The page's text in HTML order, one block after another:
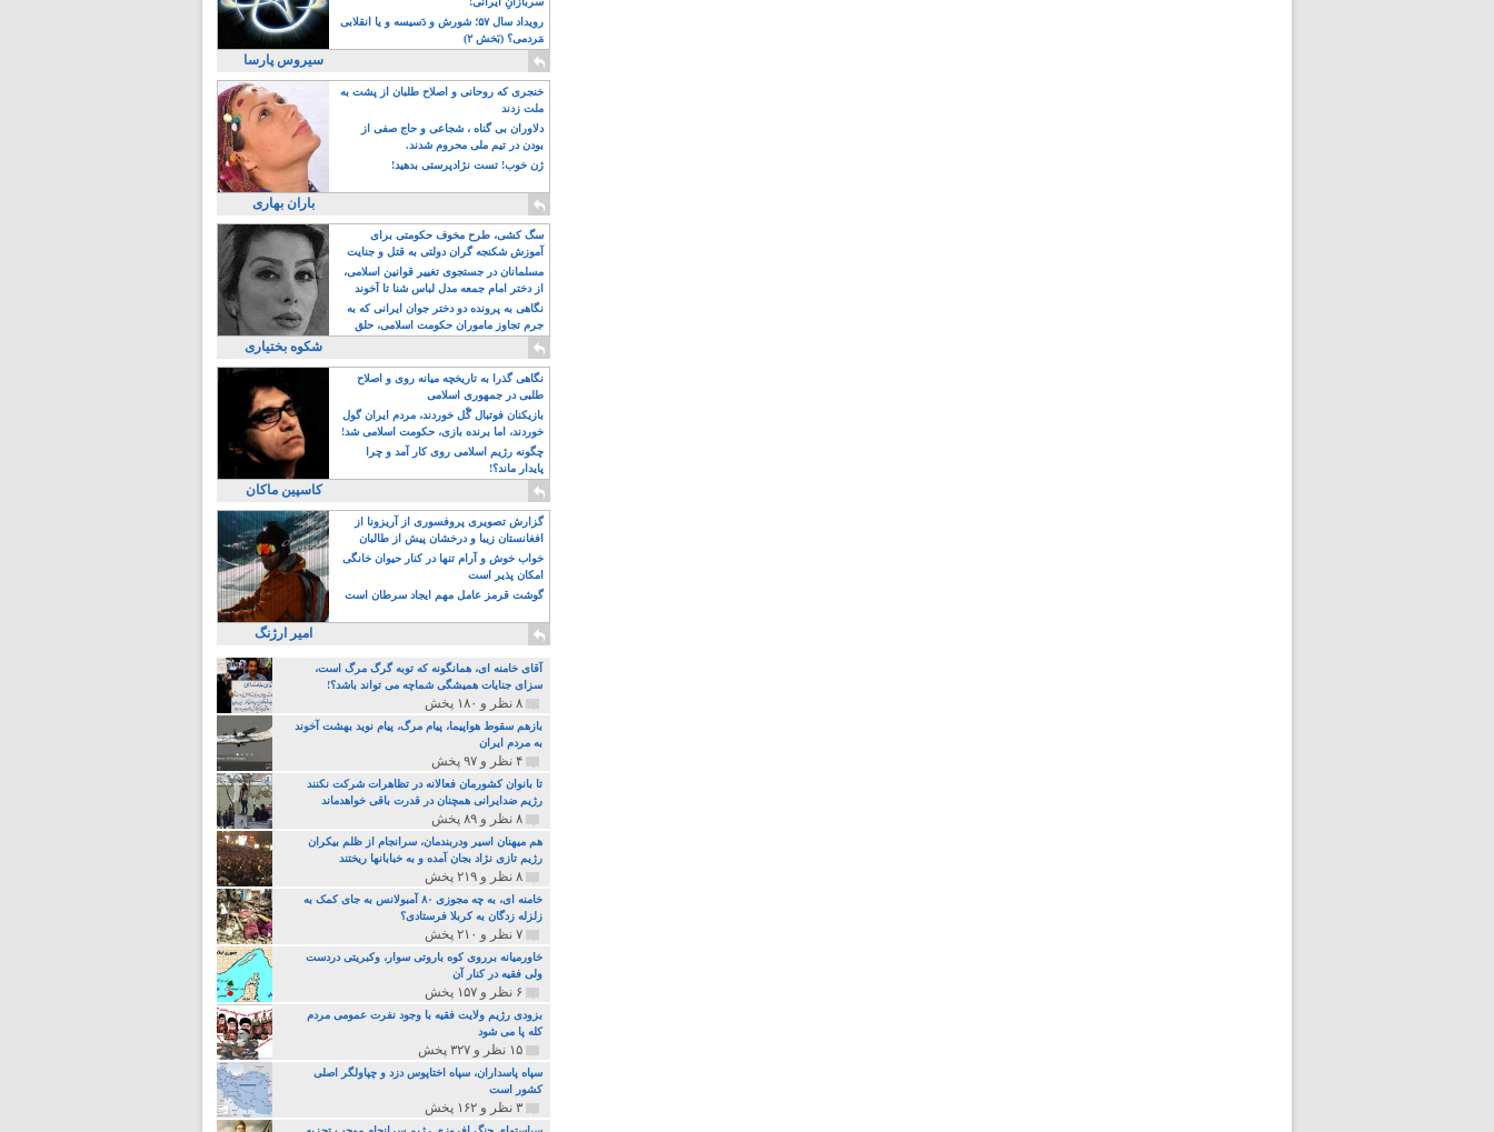
رویداد سال ۵۷؛ شورش و دَسیسه و یا انقلابی
مَردمی؟ (بَخش ۲)
سیروس پارسا
خنجری که روحانی و اصلاح طلبان از پشت به
ملت زدند
دلاوران بی گناه ، شجاعی و حاج صفی از
بودن در تیم ملی محروم شدند.
ژن خوب! تست نژادپرستی بدهید!
باران بهاری
سگ کشی، طرح مخوف حکومتی برای
آموزش شکنجه گران دولتی به قتل و جنایت
بیشتر
مسلمانان در جستجوی تغییر قوانین اسلامی،
از دختر امام جمعه مدل لباس شنا تا آخوند
مسلمان همجنسگرا!
نگاهی به پرونده دو دختر جوان ایرانی که به
جرم تجاوز ماموران حکومت اسلامی، حلق
آویز شدند!
شکوه بختیاری
نگاهی گذرا به تاریخچه میانه روی و اصلاح
طلبی در جمهوری اسلامی
بازیکنان فوتبال گًل خوردند، مردم ایران گول
خوردند، اما برنده بازی، حکومت اسلامی شد!
چگونه رژیم اسلامی روی کار آمد و چرا
پایدار ماند؟!
کاسپین ماکان
گزارش تصویری پروفسوری از آریزونا از
افغانستان زیبا و درخشان پیش از طالبان
خواب خوش و آرام تنها در کنار حیوان خانگی
امکان پذیر است
گوشت قرمز عامل مهم ایجاد سرطان است
امیر ارژنگ
آقای خامنه ای، همانگونه که توبه گرگ مرگ است،
سزای جنایات همیشگی شماچه می تواند باشد؟!
۸ نظر و ۱۸۰ پخش
بازهم سقوط هواپیما، پیام مرگ، پیام نوید بهشت آخوند
به مردم ایران
۴ نظر و ۹۷ پخش
تا بانوان کشورمان فعالانه در تظاهرات شرکت نکنند
رژیم ضدایرانی همچنان در قدرت باقی خواهدماند
۸ نظر و ۸۹ پخش
هم میهنان اسیر ودربندمان، سرانجام از ظلم بیکران
رژیم تازی نژاد بجان آمده و به خبابانها ریختند
۸ نظر و ۲۱۹ پخش
خامنه ای، به چه مجوزی ۸۰ آمبولانس به جای کمک به
زلزله زدگان به کربلا فرستادی؟
۷ نظر و ۲۱۰ پخش
خاورمیانه برروی کوه باروتی سوار، وکبریتی دردست
ولی فقیه در کنار آن
۶ نظر و ۱۵۷ پخش
بزودی رژیم ولایت فقیه با وجود نفرت عمومی مردم
کله پا می شود
۱۵ نظر و ۳۲۷ پخش
سپاه پاسداران، سپاه اختاپوس دزد و چپاولگر اصلی
کشور است
۳ نظر و ۱۶۲ پخش